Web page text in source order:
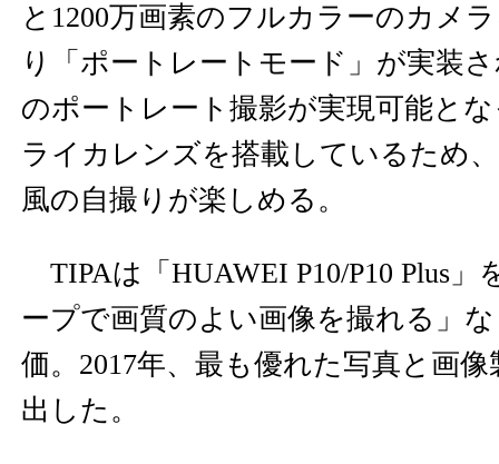
と1200万画素のフルカラーのカメ
り「ポートレートモード」が実装
のポートレート撮影が実現可能と
ライカレンズを搭載しているため
風の自撮りが楽しめる。
TIPAは「HUAWEI P10/P10 Plus」
ープで画質のよい画像を撮れる」
価。2017年、最も優れた写真と画
出した。